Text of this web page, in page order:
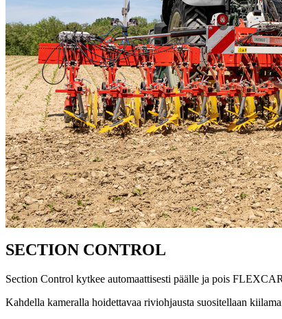
SECTION CONTROL
Section Control kytkee automaattisesti päälle ja pois
Kahdella kameralla hoidettavaa riviohjausta suositellaan